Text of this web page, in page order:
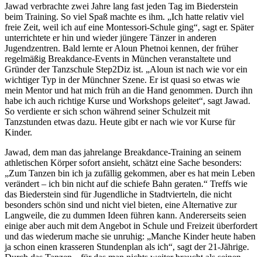
Jawad verbrachte zwei Jahre lang fast jeden Tag im Biederstein
beim Training. So viel Spaß machte es ihm. „Ich hatte relativ viel
freie Zeit, weil ich auf eine Montessori-Schule ging“, sagt er. Später
unterrichtete er hin und wieder jüngere Tänzer in anderen
Jugendzentren. Bald lernte er Aloun Phetnoi kennen, der früher
regelmäßig Breakdance-Events in München veranstaltete und
Gründer der Tanzschule Step2Diz ist. „Aloun ist nach wie vor ein
wichtiger Typ in der Münchner Szene. Er ist quasi so etwas wie
mein Mentor und hat mich früh an die Hand genommen. Durch ihn
habe ich auch richtige Kurse und Workshops geleitet“, sagt Jawad.
So verdiente er sich schon während seiner Schulzeit mit
Tanzstunden etwas dazu. Heute gibt er nach wie vor Kurse für
Kinder.
Jawad, dem man das jahrelange Breakdance-Training an seinem
athletischen Körper sofort ansieht, schätzt eine Sache besonders:
„Zum Tanzen bin ich ja zufällig gekommen, aber es hat mein Leben
verändert – ich bin nicht auf die schiefe Bahn geraten.“ Treffs wie
das Biederstein sind für Jugendliche in Stadtvierteln, die nicht
besonders schön sind und nicht viel bieten, eine Alternative zur
Langweile, die zu dummen Ideen führen kann. Andererseits seien
einige aber auch mit dem Angebot in Schule und Freizeit überfordert
und das wiederum mache sie unruhig: „Manche Kinder heute haben
ja schon einen krasseren Stundenplan als ich“, sagt der 21-Jährige.